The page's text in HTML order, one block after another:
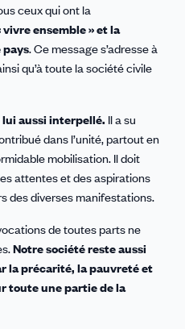
ceux qui ont la
ensemble » et la
pays. Ce message s’adresse à
qu’à toute la société civile
aussi interpellé. Il a su
dans l’unité, partout en
mobilisation. Il doit
attentes et des aspirations
des diverses manifestations.
de toutes parts ne
Notre société reste aussi
la précarité, la pauvreté et
toute une partie de la